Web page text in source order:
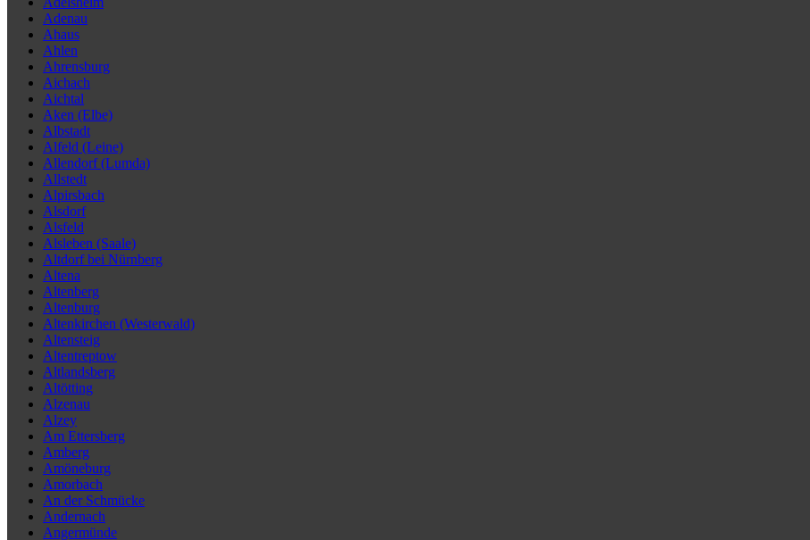
Adenau
Ahaus
Ahlen
Ahrensburg
Aichach
Aichtal
Aken (Elbe)
Albstadt
Alfeld (Leine)
Allendorf (Lumda)
Allstedt
Alpirsbach
Alsdorf
Alsfeld
Alsleben (Saale)
Altdorf bei Nürnberg
Altena
Altenberg
Altenburg
Altenkirchen (Westerwald)
Altensteig
Altentreptow
Altlandsberg
Altötting
Alzenau
Alzey
Am Ettersberg
Amberg
Amöneburg
Amorbach
An der Schmücke
Andernach
Angermünde